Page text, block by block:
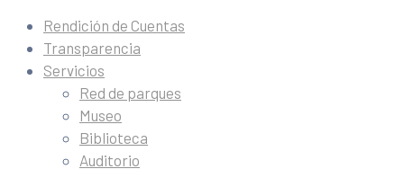
Rendición de Cuentas
Transparencia
Servicios
Red de parques
Museo
Biblioteca
Auditorio